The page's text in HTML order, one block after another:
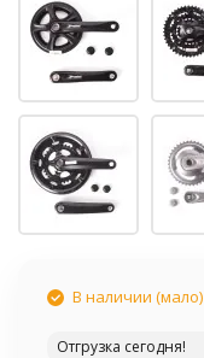
В наличии (мало)
Отгрузка сегодня!